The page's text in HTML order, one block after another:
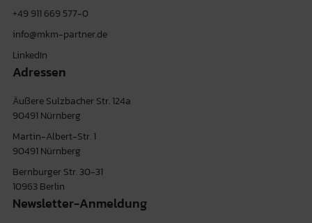
+49 911 669 577-0
info@mkm-partner.de
LinkedIn
Adressen
Äußere Sulzbacher Str. 124a
90491 Nürnberg
Martin-Albert-Str. 1
90491 Nürnberg
Bernburger Str. 30-31
10963 Berlin
Newsletter-Anmeldung